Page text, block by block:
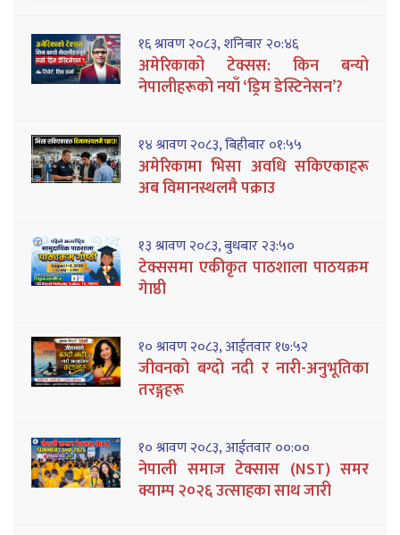
१६ श्रावण २०८३, शनिबार २०:४६
अमेरिकाको टेक्सस: किन बन्यो
नेपालीहरूको नयाँ ‘ड्रिम डेस्टिनेसन’?
१४ श्रावण २०८३, बिहीबार ०१:५५
अमेरिकामा भिसा अवधि सकिएकाहरू
अब विमानस्थलमै पक्राउ
१३ श्रावण २०८३, बुधबार २३:५०
टेक्ससमा एकीकृत पाठशाला पाठयक्रम
गेाष्ठी
१० श्रावण २०८३, आईतवार १७:५२
जीवनको बग्दो नदी र नारी-अनुभूतिका
तरङ्गहरू
१० श्रावण २०८३, आईतवार ००:००
नेपाली समाज टेक्सास (NST) समर
क्याम्प २०२६ उत्साहका साथ जारी